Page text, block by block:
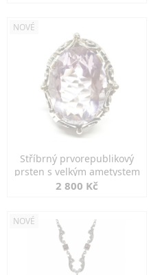
NOVÉ
Stříbrný prvorepublikový
prsten s velkým ametystem
2 800 Kč
NOVÉ